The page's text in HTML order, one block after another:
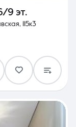
9 эт.
115к3